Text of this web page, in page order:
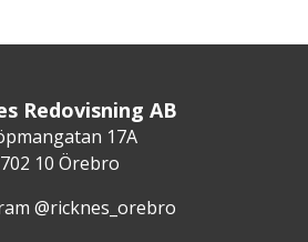
Redovisning AB
17A
702 10 Örebro
@ricknes_orebro